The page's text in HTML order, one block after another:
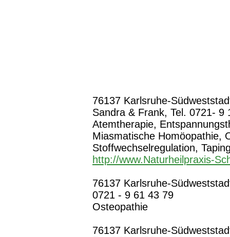
76137 Karlsruhe-
Sandra & Frank, Tel. 0721- 9
Atemtherapie,
Miasmatische Homöopathie,
Stoffwechselregulation,
http://www.Naturheilpraxis-
76137 Karlsruhe-
0721 - 9 61 43 79
Osteopathie
76137 Karlsruhe-